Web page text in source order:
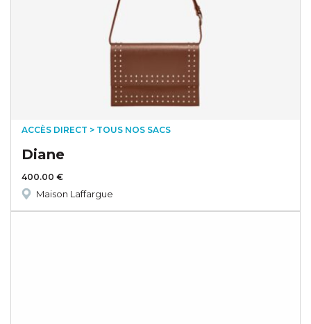
ACCÈS DIRECT > TOUS NOS SACS
Diane
400.00 €
Maison Laffargue